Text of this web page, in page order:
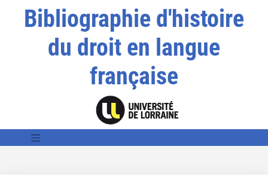
Bibliographie d'histoire
du droit en langue
française